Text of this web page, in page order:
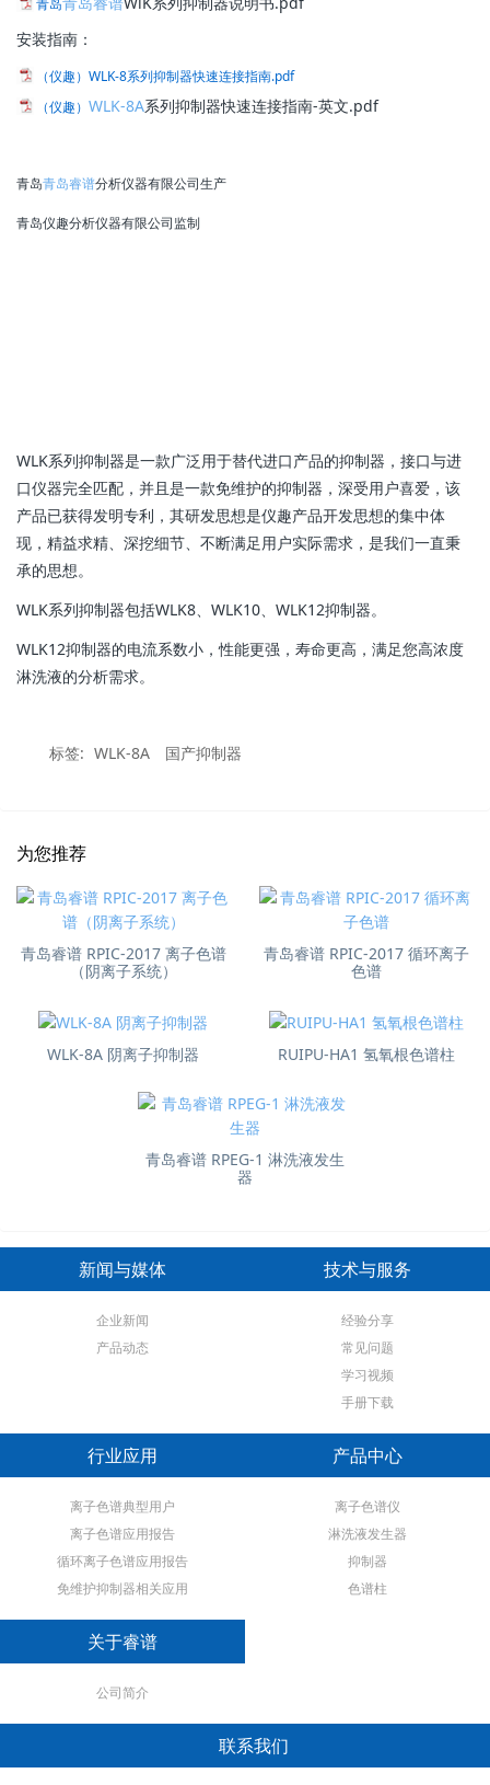
青岛
安装指南：
（仪趣）WLK-8系列抑制器快速连接指南.pdf
（仪趣） WLK-8A系列抑制器快速连接指南-英文.pdf
青岛青岛睿谱分析仪器有限公司生产
青岛仪趣分析仪器有限公司监制
WLK系列抑制器是一款广泛用于替代进口产品的抑制器，接口与进
口仪器完全匹配，并且是一款免维护的抑制器，深受用户喜爱，该
产品已获得发明专利，其研发思想是仪趣产品开发思想的集中体
现，精益求精、深挖细节、不断满足用户实际需求，是我们一直秉
承的思想。
WLK系列抑制器包括WLK8、 WLK10、 WLK12抑制器。
WLK12抑制器的电流系数小，性能更强，寿命更高，满足您高浓度
淋洗液的分析需求。
标签: WLK-8A 国产抑制器
为您推荐
青岛睿谱 RPIC-2017 离子色谱
（阴离子系统）
青岛睿谱 RPIC-2017 循环离子
色谱
WLK-8A 阴离子抑制器 RUIPU-HA1 氢氧根色谱柱
青岛睿谱 RPEG-1 淋洗液发生
器
新闻与媒体
企业新闻
产品动态
技术与服务
经验分享
常见问题
学习视频
手册下载
行业应用
离子色谱典型用户
离子色谱应用报告
循环离子色谱应用报告
免维护抑制器相关应用
产品中心
离子色谱仪
淋洗液发生器
抑制器
色谱柱
关于睿谱
公司简介
联系我们